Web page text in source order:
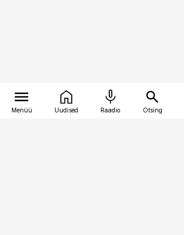
Menüü Uudised Raadio Otsing